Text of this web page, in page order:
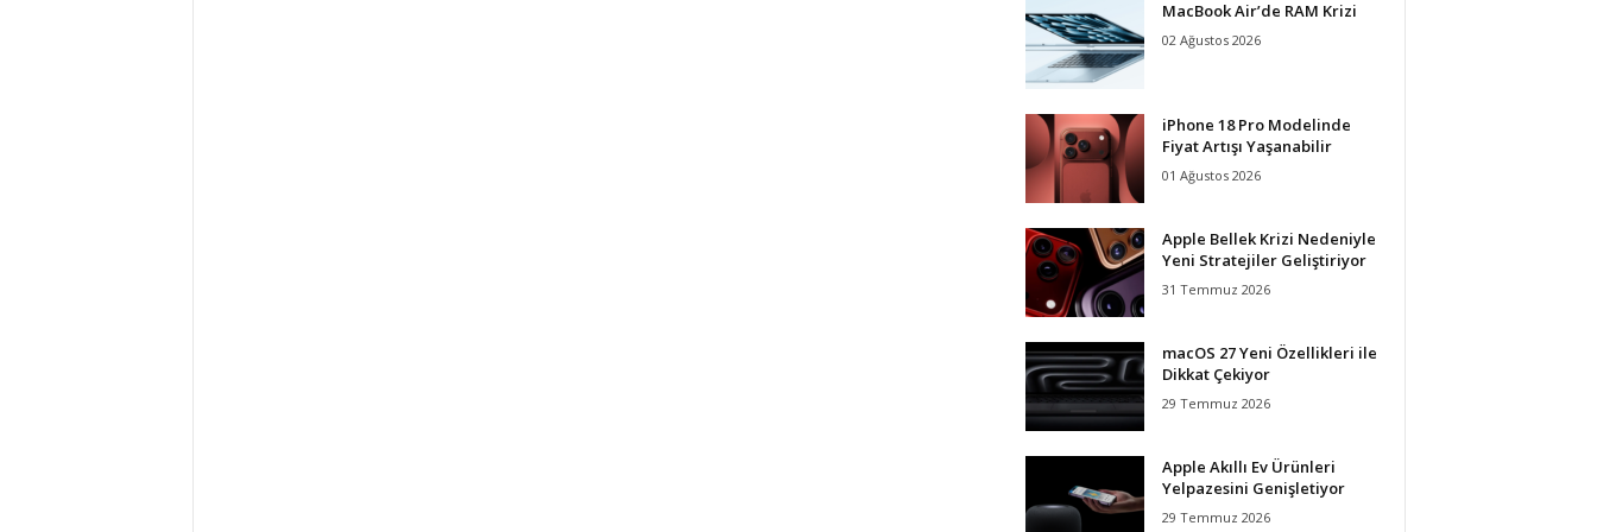
MacBook Air’de RAM Krizi
02 Ağustos 2026
iPhone 18 Pro Modelinde
Fiyat Artışı Yaşanabilir
01 Ağustos 2026
Apple Bellek Krizi Nedeniyle
Yeni Stratejiler Geliştiriyor
31 Temmuz 2026
macOS 27 Yeni Özellikleri ile
Dikkat Çekiyor
29 Temmuz 2026
Apple Akıllı Ev Ürünleri
Yelpazesini Genişletiyor
29 Temmuz 2026